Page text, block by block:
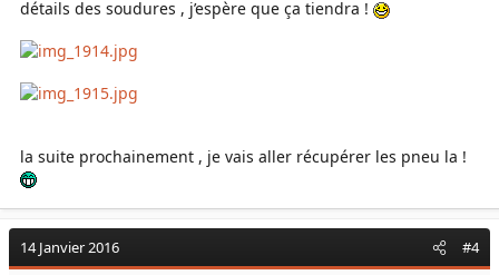
détails des soudures , j’espère que ça tiendra !
la suite prochainement , je vais aller récupérer les pneu la !
14 Janvier 2016 #4